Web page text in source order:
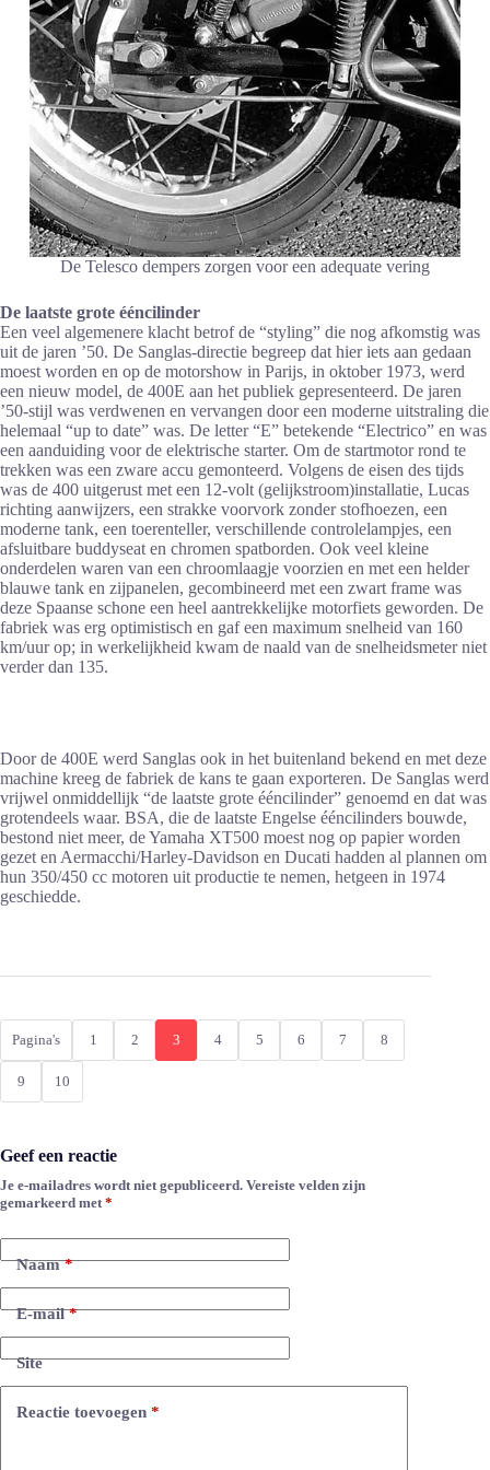
De Telesco dempers zorgen voor een adequate vering
De laatste grote ééncilinder
Een veel algemenere klacht betrof de “styling” die nog afkomstig was
uit de jaren ’50. De Sanglas-directie begreep dat hier iets aan gedaan
moest worden en op de motorshow in Parijs, in oktober 1973, werd
een nieuw model, de 400E aan het publiek gepresenteerd. De jaren
’50-stijl was verdwenen en vervangen door een moderne uitstraling die
helemaal “up to date” was. De letter “E” betekende “Electrico” en was
een aanduiding voor de elektrische starter. Om de startmotor rond te
trekken was een zware accu gemonteerd. Volgens de eisen des tijds
was de 400 uitgerust met een 12-volt (gelijkstroom)installatie, Lucas
richting aanwijzers, een strakke voorvork zonder stofhoezen, een
moderne tank, een toerenteller, verschillende controlelampjes, een
afsluitbare buddyseat en chromen spatborden. Ook veel kleine
onderdelen waren van een chroomlaagje voorzien en met een helder
blauwe tank en zijpanelen, gecombineerd met een zwart frame was
deze Spaanse schone een heel aantrekkelijke motorfiets geworden. De
fabriek was erg optimistisch en gaf een maximum snelheid van 160
km/uur op; in werkelijkheid kwam de naald van de snelheidsmeter niet
verder dan 135.
Door de 400E werd Sanglas ook in het buitenland bekend en met deze
machine kreeg de fabriek de kans te gaan exporteren. De Sanglas werd
vrijwel onmiddellijk “de laatste grote ééncilinder” genoemd en dat was
grotendeels waar. BSA, die de laatste Engelse ééncilinders bouwde,
bestond niet meer, de Yamaha XT500 moest nog op papier worden
gezet en Aermacchi/Harley-Davidson en Ducati hadden al plannen om
hun 350/450 cc motoren uit productie te nemen, hetgeen in 1974
geschiedde.
Pagina's 1 2 3 4 5 6 7 8
9 10
Geef een reactie
Je e-mailadres wordt niet gepubliceerd. Vereiste velden zijn
gemarkeerd met *
Naam*
E-mail*
Site
Reactie toevoegen *
A
l
e
r
n
i
v
e